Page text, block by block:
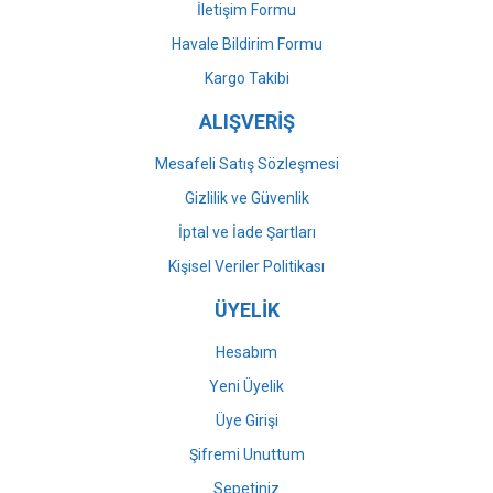
Gönder
İletişim Formu
Havale Bildirim Formu
Kargo Takibi
ALIŞVERİŞ
Mesafeli Satış Sözleşmesi
Gizlilik ve Güvenlik
İptal ve İade Şartları
Kişisel Veriler Politikası
ÜYELİK
Hesabım
Yeni Üyelik
Üye Girişi
Şifremi Unuttum
Sepetiniz